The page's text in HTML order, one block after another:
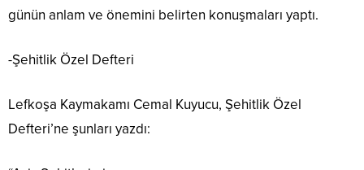
günün anlam ve önemini belirten konuşmaları yaptı.
-Şehitlik Özel Defteri
Lefkoşa Kaymakamı Cemal Kuyucu, Şehitlik Özel
Defteri’ne şunları yazdı: